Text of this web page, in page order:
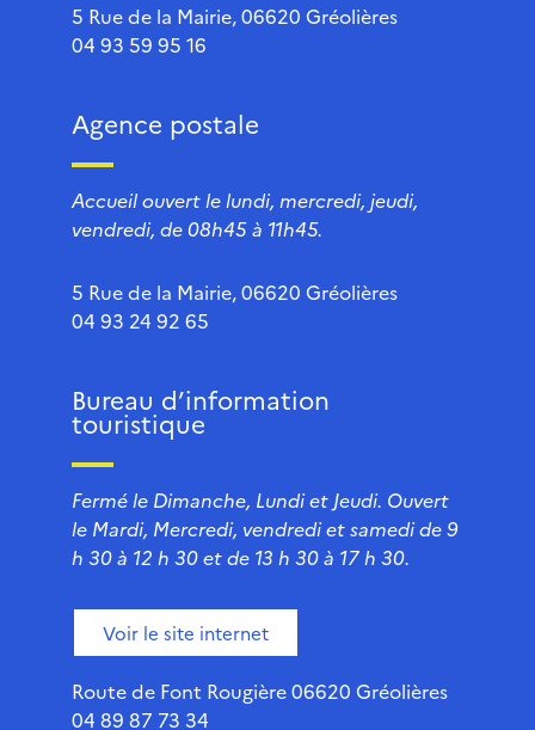
5 Rue de la Mairie, 06620 Gréolières
04 93 59 95 16
Agence postale
Accueil ouvert le lundi, mercredi, jeudi,
vendredi, de 08h45 à 11h45.
5 Rue de la Mairie, 06620 Gréolières
04 93 24 92 65
Bureau d’information
touristique
Fermé le Dimanche, Lundi et Jeudi. Ouvert
le Mardi, Mercredi, vendredi et samedi de 9
h 30 à 12 h 30 et de 13 h 30 à 17 h 30.
Voir le site internet
Route de Font Rougière 06620 Gréolières
04 89 87 73 34